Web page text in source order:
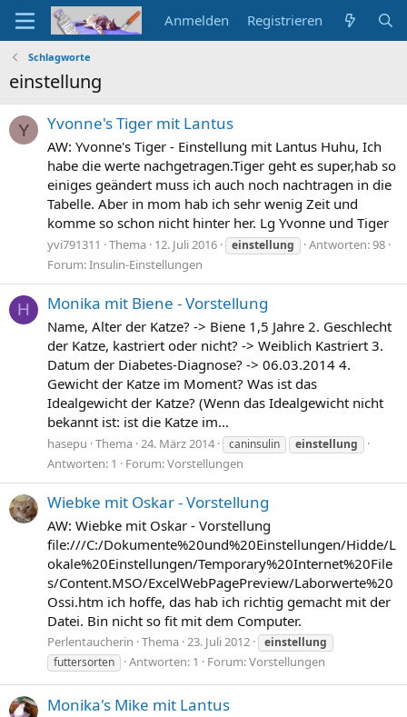
Anmelden Registrieren
Schlagworte
einstellung
Y Yvonne's Tiger mit Lantus
AW: Yvonne's Tiger - Einstellung mit Lantus Huhu, Ich
habe die werte nachgetragen.Tiger geht es super,hab so
einiges geändert muss ich auch noch nachtragen in die
Tabelle. Aber in mom hab ich sehr wenig Zeit und
komme so schon nicht hinter her. Lg Yvonne und Tiger
yvi791311 Thema 12. Juli 2016 einstellung
Antworten: 98
Forum:Insulin-Einstellungen
H Monika mit Biene - Vorstellung
Name, Alter der Katze? -> Biene 1,5 Jahre 2. Geschlecht
der Katze, kastriert oder nicht? -> Weiblich Kastriert 3.
Datum der Diabetes-Diagnose? -> 06.03.2014 4.
Gewicht der Katze im Moment? Was ist das
Idealgewicht der Katze? (Wenn das Idealgewicht nicht
bekannt ist: ist die Katze im...
hasepu Thema 24. März 2014 caninsulin einstellung
Antworten: 1 Forum:Vorstellungen
Wiebke mit Oskar - Vorstellung
AW: Wiebke mit Oskar - Vorstellung
file:///C:/Dokumente%20und%20Einstellungen/Hidde/L
okale%20Einstellungen/Temporary%20Internet%20File
s/Content.MSO/ExcelWebPagePreview/Laborwerte%20
Ossi.htm ich hoffe, das hab ich richtig gemacht mit der
Datei. Bin nicht so fit mit dem Computer.
Perlentaucherin Thema 23. Juli 2012
einstellung
futtersorten
Antworten: 1 Forum:Vorstellungen
Monika's Mike mit Lantus